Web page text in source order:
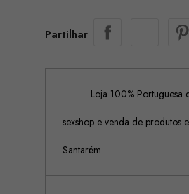
Partilhar
Loja 100% Portuguesa
sexshop e venda de produtos
Santarém